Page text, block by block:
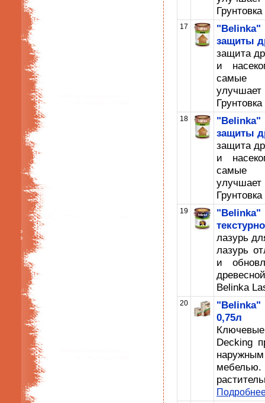
17
"Belinka"
защиты
защита
и
самые
улучшает
18
"Belinka"
защиты
защита
и
самые
улучшает
19
лазурь
лазурь
и
Belinka
20
0,75л
Decking